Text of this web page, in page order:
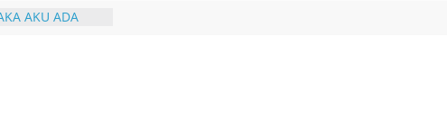
AKU ADA
Solusi